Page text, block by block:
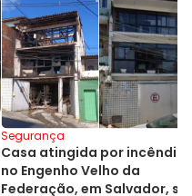
Segurança
Casa atingida por incêndio
no Engenho Velho da
Federação, em Salvador,